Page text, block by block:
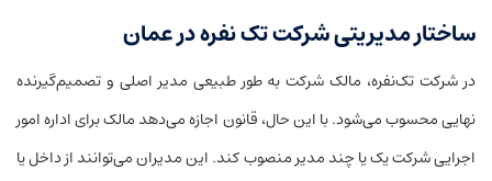
ساختار مدیریتی شرکت تک نفره در عمان
در شرکت تک‌نفره، مالک شرکت به طور طبیعی مدیر اصلی و تصمیم‌گیرنده
نهایی محسوب می‌شود. با این حال، قانون اجازه می‌دهد مالک برای اداره امور
اجرایی شرکت یک یا چند مدیر منصوب کند. این مدیران می‌توانند از داخل یا